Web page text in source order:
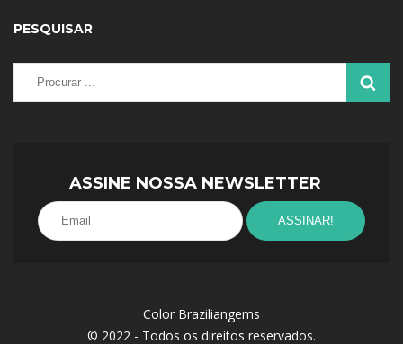
PESQUISAR
ASSINE NOSSA NEWSLETTER
Color Braziliangems
© 2022 - Todos os direitos reservados.